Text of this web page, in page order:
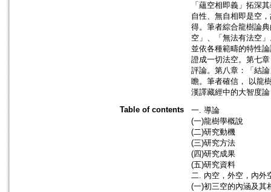
「蘊空相即義」拓深
自性、無自相即是空
得。筆者綜合龍樹論
空」、「無法有法空
並依各種範疇的特性
證成一切法空。第七
評論。第八章：「結
瞻。筆者確信， 以龍
漢譯藏經中的大智度
Table of contents
一. 導論
(一)龍樹學概說
(二)研究動機
(三)研究方法
(四)研究成果
(五)研究資料
二. 內空，外空，內外
(一)初三空的內涵及其